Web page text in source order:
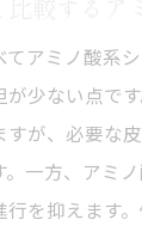
アミノ酸系
少ない点で
が、必要な
。一方、アミ
を抑えます